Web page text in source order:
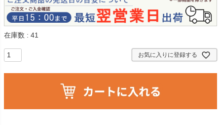
在庫数 41
お気に入りに登録する